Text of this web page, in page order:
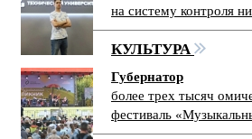
на систему контроля
КУЛЬТУРА
Губернатор
более трех тысяч
фестиваль